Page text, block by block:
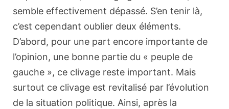
semble effectivement dépassé. S’en tenir là,
c’est cependant oublier deux éléments.
D’abord, pour une part encore importante de
l’opinion, une bonne partie du « peuple de
gauche », ce clivage reste important. Mais
surtout ce clivage est revitalisé par l’évolution
de la situation politique. Ainsi, après la